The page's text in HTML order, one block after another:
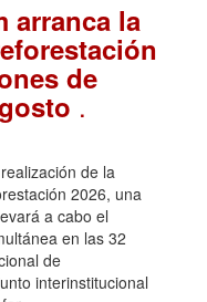
arranca la
de
.
de la
2026, una
a cabo el
en las 32
de
interinstitucional